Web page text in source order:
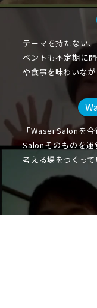
テーマを持たない
ベントも不定期に
や食事を味わいなが
「Wasei Salonを
Salonそのものを
考える場をつくって